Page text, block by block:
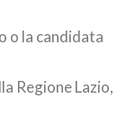
o la candidata
Regione Lazio,